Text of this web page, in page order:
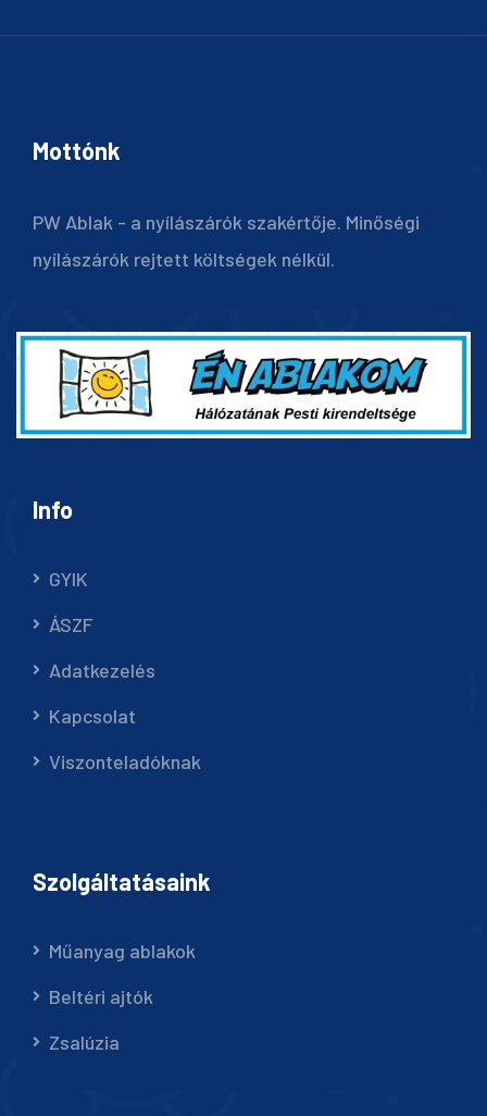
Mottónk
PW Ablak - a nyílászárók szakértője. Minőségi
nyílászárók rejtett költségek nélkül.
Info
GYIK
ÁSZF
Adatkezelés
Kapcsolat
Viszonteladóknak
Szolgáltatásaink
Műanyag ablakok
Beltéri ajtók
Zsalúzia